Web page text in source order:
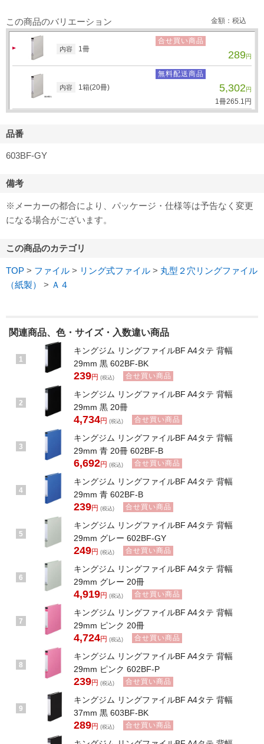
この商品のバリエーション 金額：税込
内容 1冊
合せ買い商品
289円
内容 1箱(20冊)
無料配送商品
5,302円
1冊265.1 円
品番
603BF-GY
備考
※メーカーの都合により、パッケージ・仕様等は予告なく変更
になる場合がございます。
この商品のカテゴリ
TOP > ファイル > リング式ファイル > 丸型２穴リングファイル
（紙製）
> Ａ４
関連商品、色・サイズ・入数違い商品
1
キングジム リングファイルBF A4タテ 背幅
29mm 黒 602BF-BK
239円 (税込) 合せ買い商品
2
キングジム リングファイルBF A4タテ 背幅
29mm 黒 20冊
4,734円 (税込) 合せ買い商品
3
キングジム リングファイルBF A4タテ 背幅
29mm 青 20冊 602BF-B
6,692円 (税込) 合せ買い商品
4
キングジム リングファイルBF A4タテ 背幅
29mm 青 602BF-B
239円 (税込) 合せ買い商品
5
キングジム リングファイルBF A4タテ 背幅
29mm グレー 602BF-GY
249円 (税込) 合せ買い商品
6
キングジム リングファイルBF A4タテ 背幅
29mm グレー 20冊
4,919円 (税込) 合せ買い商品
7
キングジム リングファイルBF A4タテ 背幅
29mm ピンク 20冊
4,724円 (税込) 合せ買い商品
8
キングジム リングファイルBF A4タテ 背幅
29mm ピンク 602BF-P
239円 (税込) 合せ買い商品
9
キングジム リングファイルBF A4タテ 背幅
37mm 黒 603BF-BK
289円 (税込) 合せ買い商品